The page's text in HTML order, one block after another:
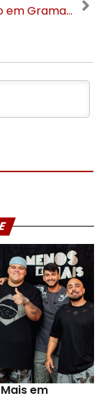
Encontro em Gramado: RSGaranti disponibiliza linhas de créditos para empresas
em